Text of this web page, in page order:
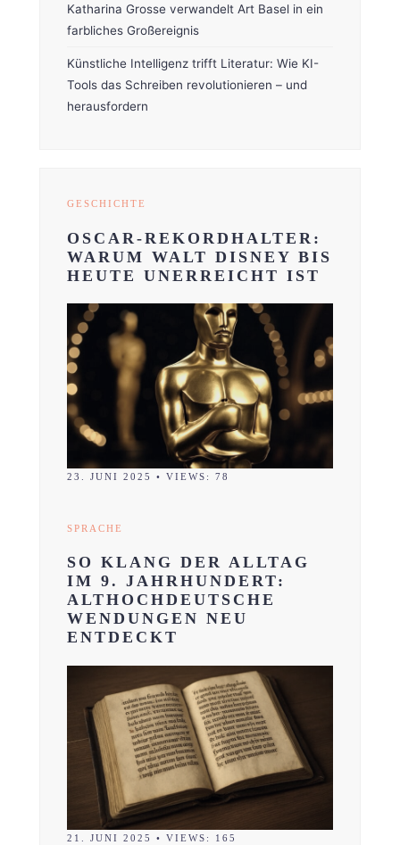
Katharina Grosse verwandelt Art Basel in ein
farbliches Großereignis
Künstliche Intelligenz trifft Literatur: Wie KI-
Tools das Schreiben revolutionieren – und
herausfordern
GESCHICHTE
OSCAR-REKORDHALTER:
WARUM WALT DISNEY BIS
HEUTE UNERREICHT IST
23. JUNI 2025 • VIEWS: 78
SPRACHE
SO KLANG DER ALLTAG
IM 9. JAHRHUNDERT:
ALTHOCHDEUTSCHE
WENDUNGEN NEU
ENTDECKT
21. JUNI 2025 • VIEWS: 165